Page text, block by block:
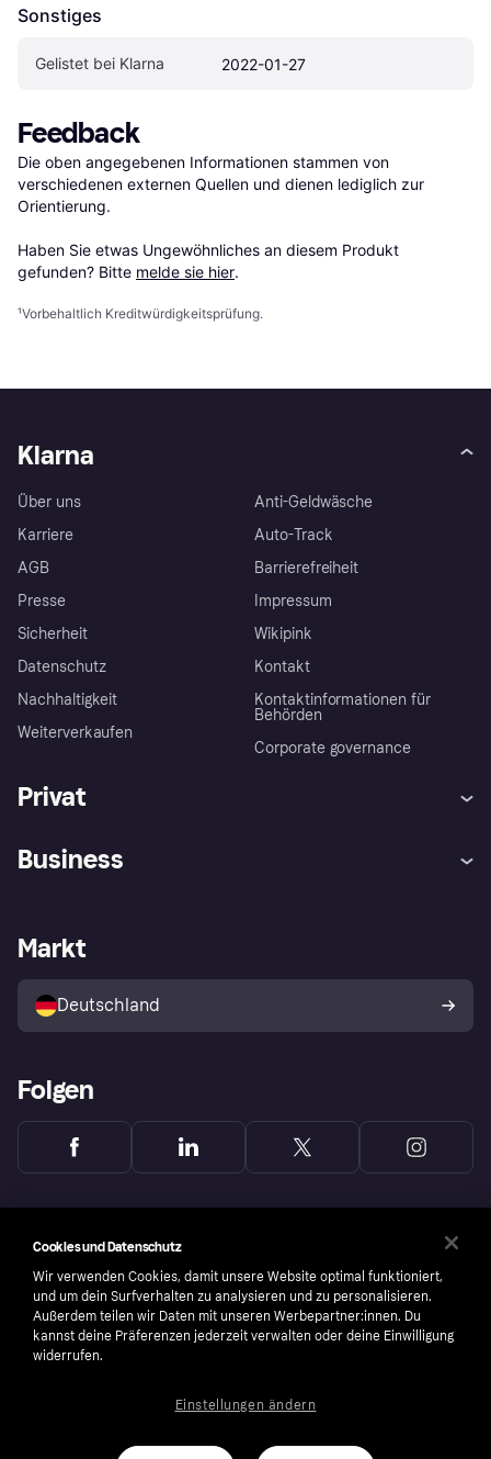
Sonstiges
Gelistet bei Klarna 2022-01-27
Feedback
Die oben angegebenen Informationen stammen von
verschiedenen externen Quellen und dienen lediglich zur
Orientierung.
Haben Sie etwas Ungewöhnliches an diesem Produkt
gefunden? Bitte melde sie hier.
¹Vorbehaltlich Kreditwürdigkeitsprüfung.
Klarna
Über uns
Karriere
AGB
Presse
Sicherheit
Datenschutz
Nachhaltigkeit
Weiterverkaufen
Anti-Geldwäsche
Auto-Track
Barrierefreiheit
Impressum
Wikipink
Kontakt
Kontaktinformationen für
Behörden
Corporate governance
Privat
Klarna App
Shops entdecken
Käuferschutzrichtlinie
Dein Widerrufsrecht
Business
Händlerportal
Markt
Deutschland
Folgen
number: 556737-0431
Cookies und Datenschutz
Wir verwenden Cookies, damit unsere Website optimal funktioniert,
und um dein Surfverhalten zu analysieren und zu personalisieren.
Außerdem teilen wir Daten mit unseren Werbepartner:innen. Du
kannst deine Präferenzen jederzeit verwalten oder deine Einwilligung
widerrufen.
Einstellungen ändern